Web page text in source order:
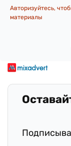
Авторизуйтесь,
материалы